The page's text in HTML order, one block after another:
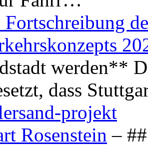
werden**
dass
projekt
Rosenstein –